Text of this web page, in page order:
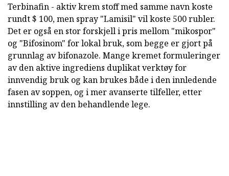
Terbinafin - aktiv krem stoff med samme navn koste
rundt $ 100, men spray "Lamisil" vil koste 500 rubler.
Det er også en stor forskjell i pris mellom "mikospor"
og "Bifosinom" for lokal bruk, som begge er gjort på
grunnlag av bifonazole. Mange kremet formuleringer
av den aktive ingrediens duplikat verktøy for
innvendig bruk og kan brukes både i den innledende
fasen av soppen, og i mer avanserte tilfeller, etter
innstilling av den behandlende lege.